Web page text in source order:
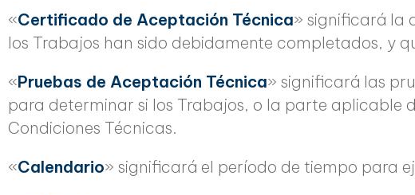
«Certificado de Aceptación Técnica» significará la
los Trabajos han sido debidamente completados, y
«Pruebas de Aceptación Técnica» significará las
para determinar si los Trabajos, o la parte aplicable
Condiciones Técnicas.
«Calendario» significará el período de tiempo para